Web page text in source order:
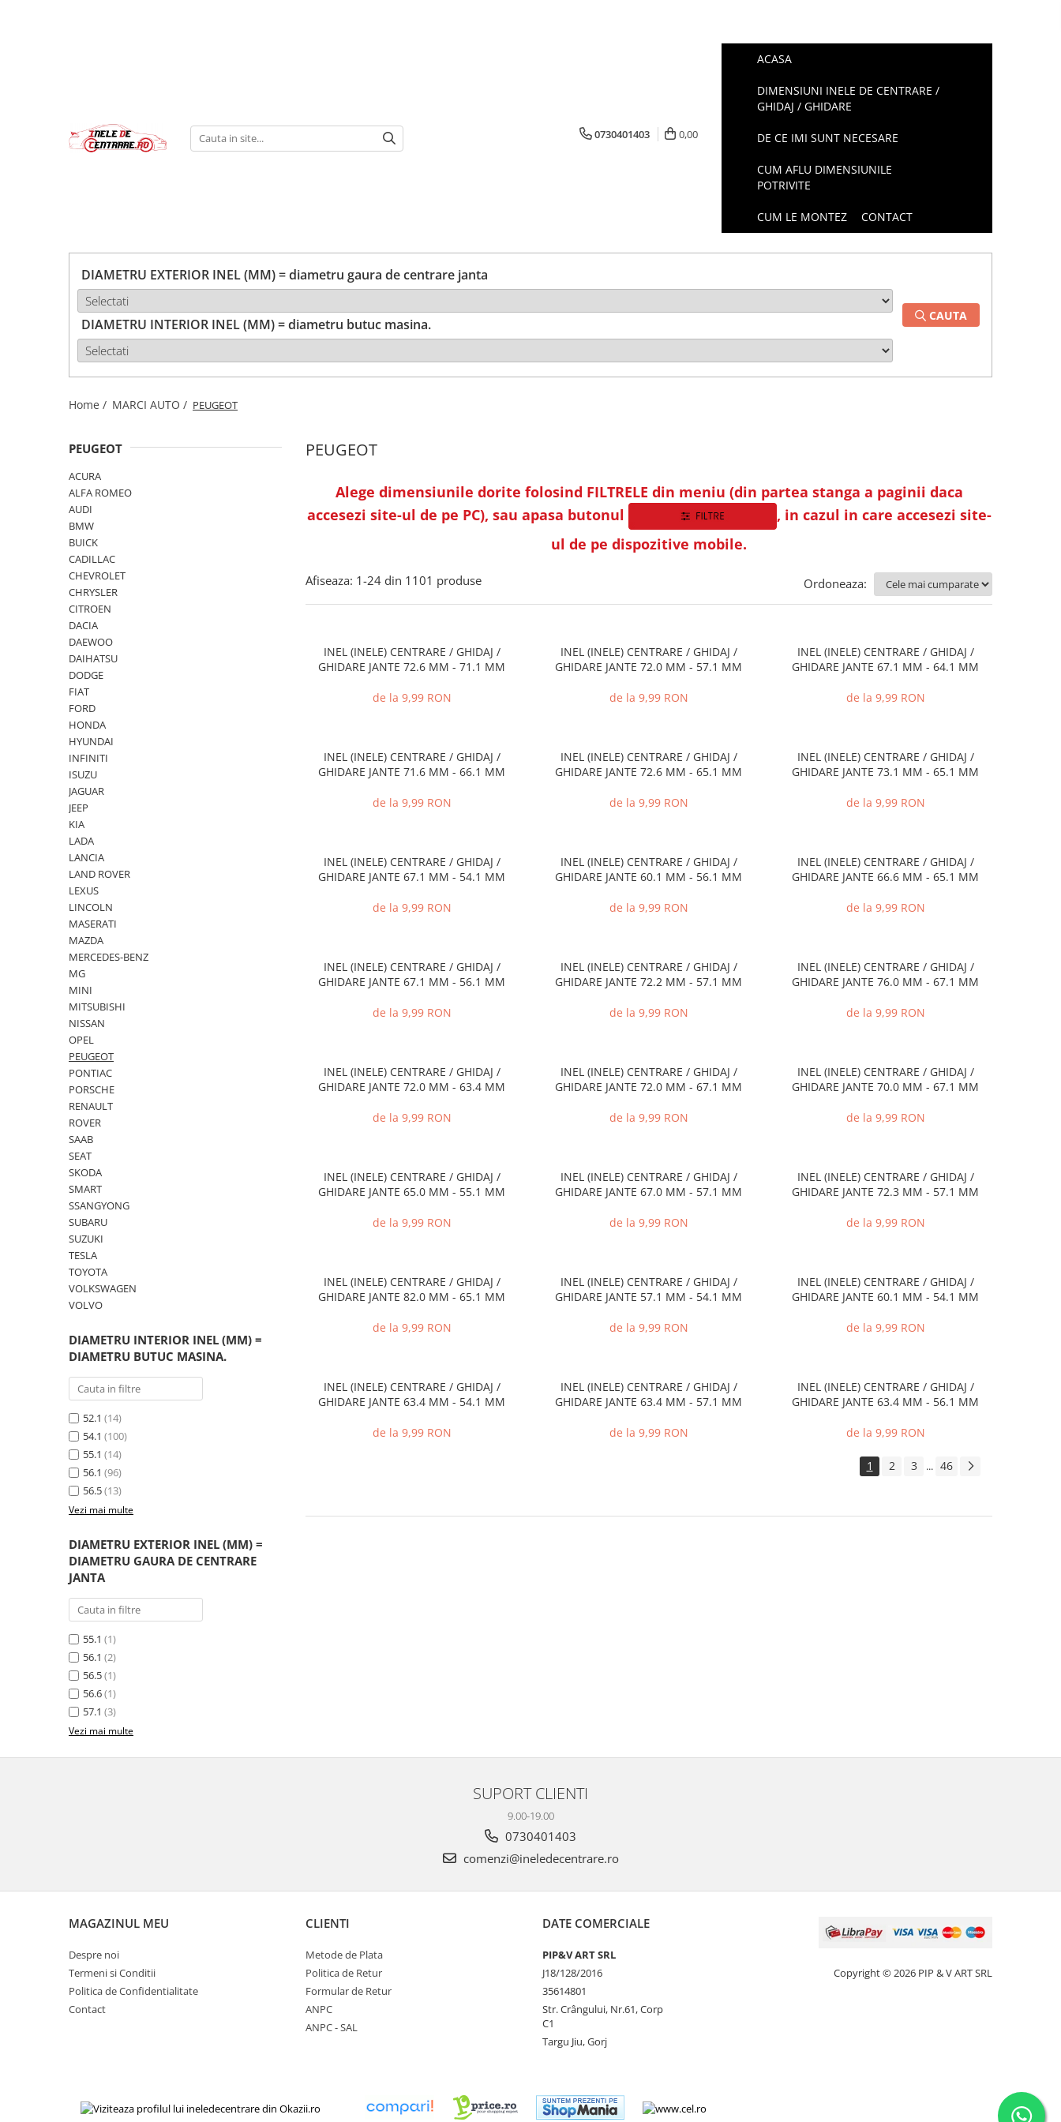
0730401403 0,00
ACASA
DIMENSIUNI INELE DE CENTRARE /
GHIDAJ / GHIDARE
DE CE IMI SUNT NECESARE
CUM AFLU DIMENSIUNILE
POTRIVITE
CUM LE MONTEZ CONTACT
DIAMETRU EXTERIOR INEL (MM) = diametru gaura de centrare janta
DIAMETRU INTERIOR INEL (MM) = diametru butuc masina.
CAUTA
Home / MARCI AUTO / PEUGEOT
PEUGEOT
Alege dimensiunile dorite folosind FILTRELE din meniu (din partea stanga a paginii daca
accesezi site-ul de pe PC), sau apasa butonul
, in cazul in care accesezi site-
ul de pe dispozitive mobile.
PEUGEOT
ACURA
ALFA ROMEO
AUDI
BMW
BUICK
CADILLAC
CHEVROLET
CHRYSLER
CITROEN
DACIA
DAEWOO
DAIHATSU
DODGE
FIAT
FORD
HONDA
HYUNDAI
INFINITI
ISUZU
JAGUAR
JEEP
KIA
LADA
LANCIA
LAND ROVER
LEXUS
LINCOLN
MASERATI
MAZDA
MERCEDES-BENZ
MG
MINI
MITSUBISHI
NISSAN
OPEL
PEUGEOT
PONTIAC
PORSCHE
RENAULT
ROVER
SAAB
SEAT
SKODA
SMART
SSANGYONG
SUBARU
SUZUKI
TESLA
TOYOTA
VOLKSWAGEN
VOLVO
DIAMETRU INTERIOR INEL (MM) =
DIAMETRU BUTUC MASINA.
52.1 (14)
54.1 (100)
55.1 (14)
56.1 (96)
56.5(13)
Vezi mai multe
DIAMETRU EXTERIOR INEL (MM) =
DIAMETRU GAURA DE CENTRARE
JANTA
55.1 (1)
56.1 (2)
56.5(1)
56.6(1)
57.1 (3)
Vezi mai multe
Afiseaza: 1-24 din 1101 produse Ordoneaza:
INEL (INELE) CENTRARE / GHIDAJ /
GHIDARE JANTE 72.6 MM - 71.1 MM
de la 9,99 RON
INEL (INELE) CENTRARE / GHIDAJ /
GHIDARE JANTE 72.0 MM - 57.1 MM
de la 9,99 RON
INEL (INELE) CENTRARE / GHIDAJ /
GHIDARE JANTE 67.1 MM - 64.1 MM
de la 9,99 RON
INEL (INELE) CENTRARE / GHIDAJ /
GHIDARE JANTE 71.6 MM - 66.1 MM
de la 9,99 RON
INEL (INELE) CENTRARE / GHIDAJ /
GHIDARE JANTE 72.6 MM - 65.1 MM
de la 9,99 RON
INEL (INELE) CENTRARE / GHIDAJ /
GHIDARE JANTE 73.1 MM - 65.1 MM
de la 9,99 RON
INEL (INELE) CENTRARE / GHIDAJ /
GHIDARE JANTE 67.1 MM - 54.1 MM
de la 9,99 RON
INEL (INELE) CENTRARE / GHIDAJ /
GHIDARE JANTE 60.1 MM - 56.1 MM
de la 9,99 RON
INEL (INELE) CENTRARE / GHIDAJ /
GHIDARE JANTE 66.6 MM - 65.1 MM
de la 9,99 RON
INEL (INELE) CENTRARE / GHIDAJ /
GHIDARE JANTE 67.1 MM - 56.1 MM
de la 9,99 RON
INEL (INELE) CENTRARE / GHIDAJ /
GHIDARE JANTE 72.2 MM - 57.1 MM
de la 9,99 RON
INEL (INELE) CENTRARE / GHIDAJ /
GHIDARE JANTE 76.0 MM - 67.1 MM
de la 9,99 RON
INEL (INELE) CENTRARE / GHIDAJ /
GHIDARE JANTE 72.0 MM - 63.4 MM
de la 9,99 RON
INEL (INELE) CENTRARE / GHIDAJ /
GHIDARE JANTE 72.0 MM - 67.1 MM
de la 9,99 RON
INEL (INELE) CENTRARE / GHIDAJ /
GHIDARE JANTE 70.0 MM - 67.1 MM
de la 9,99 RON
INEL (INELE) CENTRARE / GHIDAJ /
GHIDARE JANTE 65.0 MM - 55.1 MM
de la 9,99 RON
INEL (INELE) CENTRARE / GHIDAJ /
GHIDARE JANTE 67.0 MM - 57.1 MM
de la 9,99 RON
INEL (INELE) CENTRARE / GHIDAJ /
GHIDARE JANTE 72.3 MM - 57.1 MM
de la 9,99 RON
INEL (INELE) CENTRARE / GHIDAJ /
GHIDARE JANTE 82.0 MM - 65.1 MM
de la 9,99 RON
INEL (INELE) CENTRARE / GHIDAJ /
GHIDARE JANTE 57.1 MM - 54.1 MM
de la 9,99 RON
INEL (INELE) CENTRARE / GHIDAJ /
GHIDARE JANTE 60.1 MM - 54.1 MM
de la 9,99 RON
INEL (INELE) CENTRARE / GHIDAJ /
GHIDARE JANTE 63.4 MM - 54.1 MM
de la 9,99 RON
INEL (INELE) CENTRARE / GHIDAJ /
GHIDARE JANTE 63.4 MM - 57.1 MM
de la 9,99 RON
INEL (INELE) CENTRARE / GHIDAJ /
GHIDARE JANTE 63.4 MM - 56.1 MM
de la 9,99 RON
1 2 3 ... 46
SUPORT CLIENTI
9.00-19.00
0730401403
comenzi@ineledecentrare.ro
MAGAZINUL MEU
Despre noi
Termeni si Conditii
Politica de Confidentialitate
Contact
CLIENTI
Metode de Plata
Politica de Retur
Formular de Retur
ANPC
ANPC - SAL
DATE COMERCIALE
PIP&V ART SRL
J18/128/2016
35614801
Str. Crângului, Nr.61, Corp
C1
Targu Jiu, Gorj
Copyright © 2026 PIP & V ART SRL